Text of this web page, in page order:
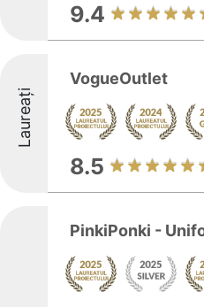
9.4
Laureați
VogueOutlet
8.5
PinkiPonki -